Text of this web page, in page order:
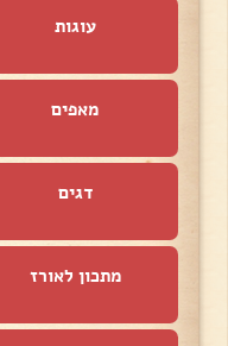
עוגות
מאפים
דגים
מתכון לאורז